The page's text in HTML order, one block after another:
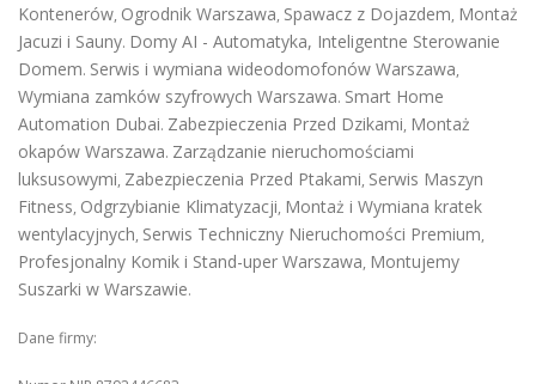
Kontenerów, Ogrodnik Warszawa, Spawacz z Dojazdem, Montaż
Jacuzi i Sauny. Domy AI - Automatyka, Inteligentne Sterowanie
Domem. Serwis i wymiana wideodomofonów Warszawa,
Wymiana zamków szyfrowych Warszawa. Smart Home
Automation Dubai. Zabezpieczenia Przed Dzikami, Montaż
okapów Warszawa. Zarządzanie nieruchomościami
luksusowymi, Zabezpieczenia Przed Ptakami, Serwis Maszyn
Fitness, Odgrzybianie Klimatyzacji, Montaż i Wymiana kratek
wentylacyjnych, Serwis Techniczny Nieruchomości Premium,
Profesjonalny Komik i Stand-uper Warszawa, Montujemy
Suszarki w Warszawie.
Dane firmy: